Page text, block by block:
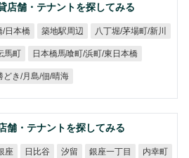
店舗・テナントを探してみる
/日本橋 築地駅周辺 八丁堀/茅場町/新川
馬町 日本橋馬喰町/浜町/東日本橋
どき/月島/佃/晴海
舗・テナントを探してみる
座 日比谷 汐留 銀座一丁目 内幸町